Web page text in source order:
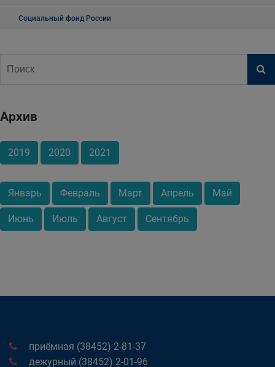
Социальный фонд России
Архив
2019 2020 2021
Январь Февраль Март Апрель Май
Июнь Июль Август Сентябрь
приёмная (38452) 2-81-37
дежурный (38452) 2-01-96